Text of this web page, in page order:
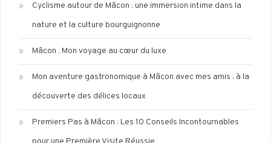
Cyclisme autour de Mâcon : une immersion intime dans la
nature et la culture bourguignonne
Mâcon : Mon voyage au cœur du luxe
Mon aventure gastronomique à Mâcon avec mes amis : à la
découverte des délices locaux
Premiers Pas à Mâcon : Les 10 Conseils Incontournables